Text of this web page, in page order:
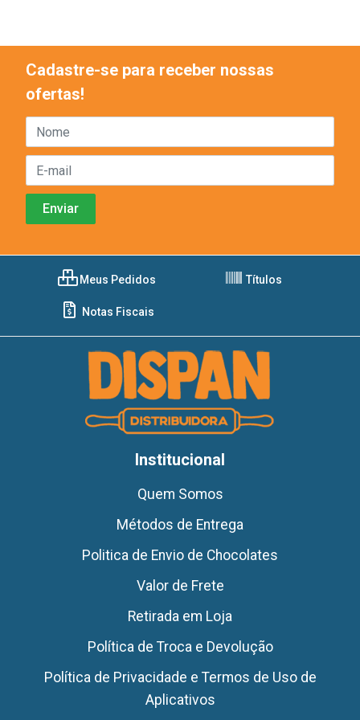
Cadastre-se para receber nossas
ofertas!
Meus Pedidos Títulos
Notas Fiscais
Institucional
Quem Somos
Métodos de Entrega
Politica de Envio de Chocolates
Valor de Frete
Retirada em Loja
Política de Troca e Devolução
Política de Privacidade e Termos de Uso de
Aplicativos